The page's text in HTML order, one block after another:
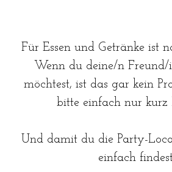
Für Essen und Getränke ist
Wenn du deine/n
möchtest, ist das gar kein
bitte einfach nur kurz
Und damit du die Party-
einfach